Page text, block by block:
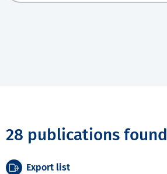
28 publications found
Export list